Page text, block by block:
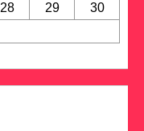
28 29
30